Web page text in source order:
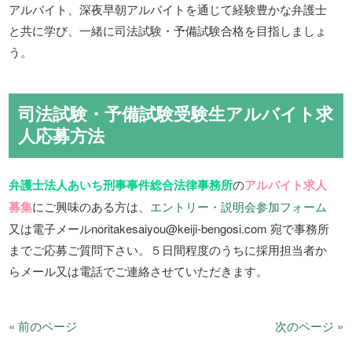
アルバイト、深夜早朝アルバイトを通じて経験豊かな弁護士
と共に学び、一緒に司法試験・予備試験合格を目指しましょ
う。
司法試験・予備試験受験生アルバイト求
人応募方法
弁護士法人あいち刑事事件総合法律事務所のアルバイト求人
募集にご興味のある方は、 エントリー・説明会参加フォーム
又は電子メールnoritakesaiyou@keiji-bengosi.com 宛で事務所
までご応募ご質問下さい。５日間程度のうちに採用担当者か
らメール又は電話でご連絡させていただきます。
« 前のページ 次のページ »